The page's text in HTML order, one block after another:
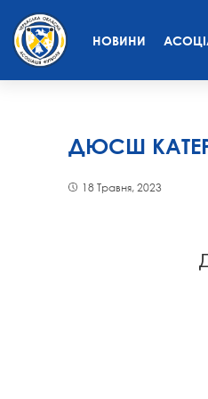
НОВИНИ
ДЮСШ
18 Травня, 2023